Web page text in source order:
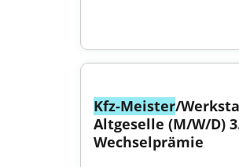
Kfz-Meister/
Altgeselle (M/W/D)
Wechselprämie